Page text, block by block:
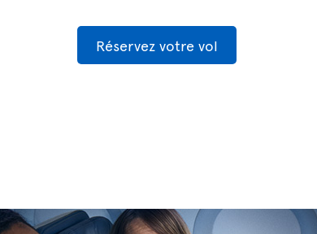
Réservez votre vol